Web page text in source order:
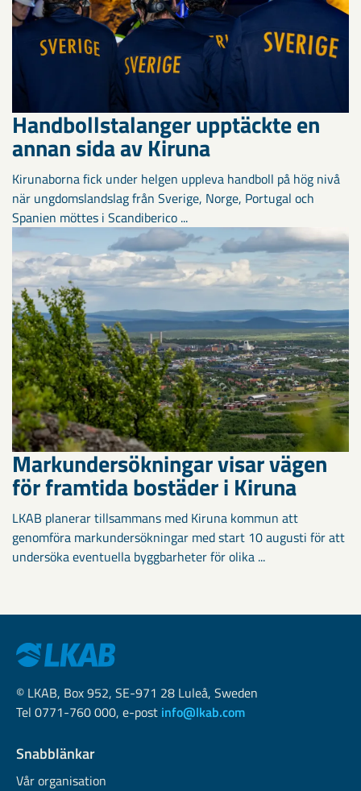
Handbollstalanger upptäckte en
annan sida av Kiruna
Kirunaborna fick under helgen uppleva handboll på hög nivå
när ungdomslandslag från Sverige, Norge, Portugal och
Spanien möttes i Scandiberico ...
Markundersökningar visar vägen
för framtida bostäder i Kiruna
LKAB planerar tillsammans med Kiruna kommun att
genomföra markundersökningar med start 10 augusti för att
undersöka eventuella byggbarheter för olika ...
© LKAB, Box 952, SE-971 28 Luleå, Sweden
Tel 0771-760 000, e-post info@lkab.com
Snabblänkar
Vår organisation